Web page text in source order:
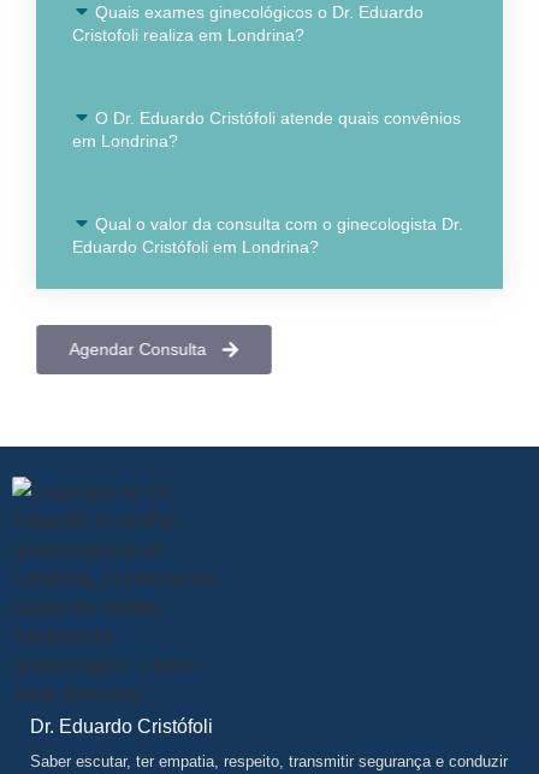
Quais exames ginecológicos o Dr. Eduardo
Cristofoli realiza em Londrina?
O Dr. Eduardo Cristófoli atende quais convênios
em Londrina?
Qual o valor da consulta com o ginecologista Dr.
Eduardo Cristófoli em Londrina?
Agendar Consulta
Dr. Eduardo Cristófoli
Saber escutar, ter empatia, respeito, transmitir segurança e conduzir